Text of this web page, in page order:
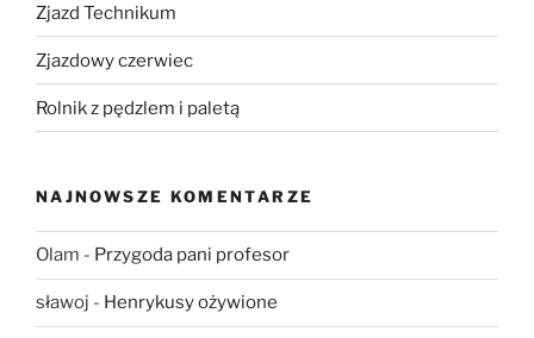
Zjazd Technikum
Zjazdowy czerwiec
Rolnik z pędzlem i paletą
NAJNOWSZE KOMENTARZE
Olam - Przygoda pani profesor
sławoj - Henrykusy ożywione